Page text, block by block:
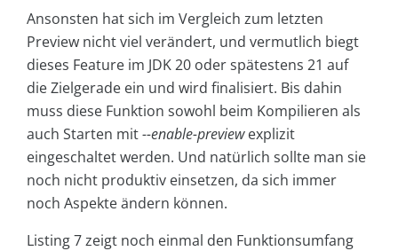
Ansonsten hat sich im Vergleich zum letzten
Preview nicht viel verändert, und vermutlich biegt
dieses Feature im JDK 20 oder spätestens 21 auf
die Zielgerade ein und wird finalisiert. Bis dahin
muss diese Funktion sowohl beim Kompilieren als
auch Starten mit--enable-previewexplizit
eingeschaltet werden. Und natürlich sollte man sie
noch nicht produktiv einsetzen, da sich immer
noch Aspekte ändern können.
Listing 7 zeigt noch einmal den Funktionsumfang